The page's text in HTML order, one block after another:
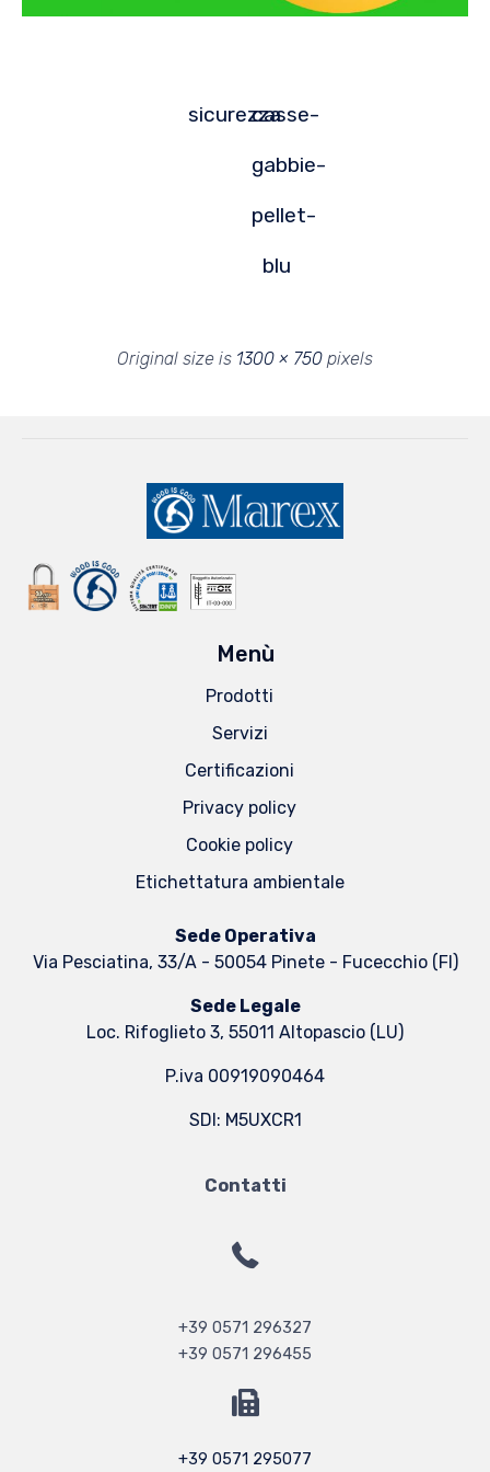
sicurezzacasse-
gabbie-
pellet-
blu
Original size is 1300 × 750 pixels
Menù
Prodotti
Servizi
Certificazioni
Privacy policy
Cookie policy
Etichettatura ambientale
Sede Operativa
Via Pesciatina, 33/A - 50054 Pinete - Fucecchio (FI)
Sede Legale
Loc. Rifoglieto 3, 55011 Altopascio (LU)
P.iva 00919090464
SDI: M5UXCR1
Contatti
+39 0571 296327
+39 0571 296455
+39 0571 295077